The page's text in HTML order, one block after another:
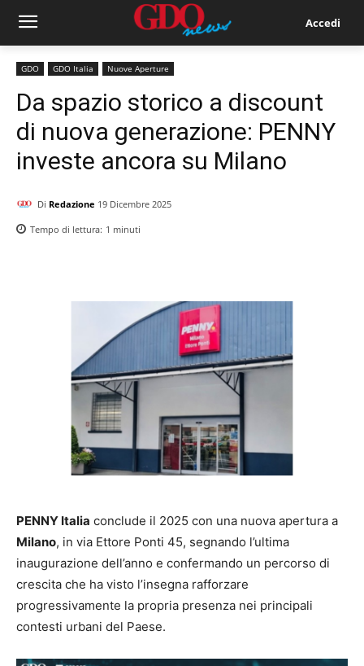
Accedi
GDO GDO Italia Nuove Aperture
Da spazio storico a discount
di nuova generazione: PENNY
investe ancora su Milano
Di Redazione 19 Dicembre 2025
Tempo di lettura: 1 minuti
PENNY Italia conclude il 2025 con una nuova apertura a
Milano, in via Ettore Ponti 45, segnando l’ultima
inaugurazione dell’anno e confermando un percorso di
crescita che ha visto l’insegna rafforzare
progressivamente la propria presenza nei principali
contesti urbani del Paese.